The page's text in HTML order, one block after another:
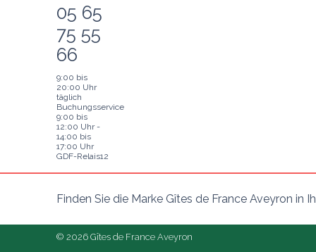
05 65
75 55
66
9:00 bis
20:00 Uhr
täglich
Buchungsservice
9:00 bis
12:00 Uhr -
14:00 bis
17:00 Uhr
GDF-Relais12
Finden Sie die Marke Gîtes de France Aveyron in
© 2026 Gîtes de France Aveyron